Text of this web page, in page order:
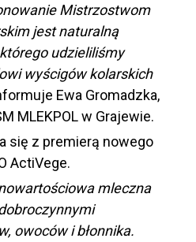
Mistrzostwom
jest naturalną
udzieliliśmy
wyścigów kolarskich
Ewa Gromadzka,
MLEKPOL w Grajewie.
się z premierą nowego
ActiVege.
mleczna
owoców i błonnika.